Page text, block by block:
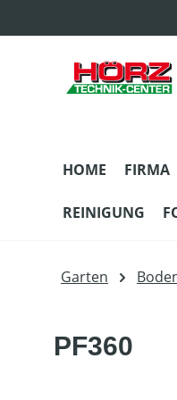
HOME FIRMA
REINIGUNG
Garten
PF360